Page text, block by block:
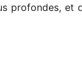
profondes, et